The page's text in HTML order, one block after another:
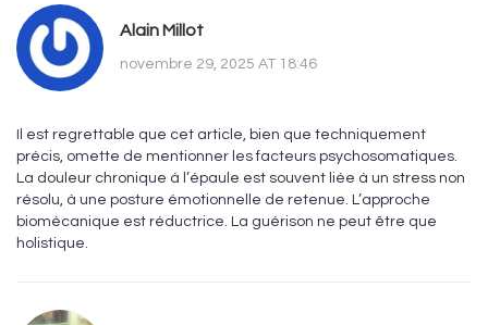
Alain Millot
novembre 29, 2025 AT 18:46
Il est regrettable que cet article, bien que techniquement
précis, omette de mentionner les facteurs psychosomatiques.
La douleur chronique à l’épaule est souvent liée à un stress non
résolu, à une posture émotionnelle de retenue. L’approche
biomécanique est réductrice. La guérison ne peut être que
holistique.